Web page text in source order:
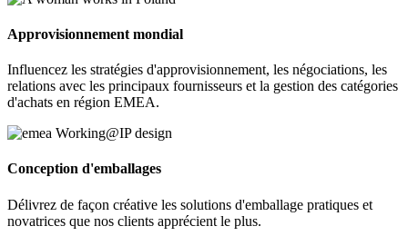
Approvisionnement mondial
Influencez les stratégies d'approvisionnement, les négociations, les
relations avec les principaux fournisseurs et la gestion des catégories
d'achats en région EMEA.
Conception d'emballages
Délivrez de façon créative les solutions d'emballage pratiques et
novatrices que nos clients apprécient le plus.